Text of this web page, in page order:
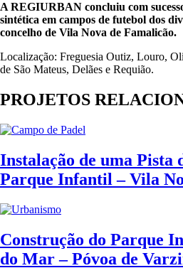
A REGIURBAN concluiu com
sintética em campos de futebol dos
concelho de Vila Nova de Famalicão.
Localização: Freguesia Outiz, Louro,
de São Mateus, Delães e Requião.
PROJETOS
Instalação de uma Pista
Parque Infantil – Vila
Construção do Parque
do Mar – Póvoa de